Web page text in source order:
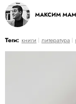
МАКСИМ
Теги: книги литература